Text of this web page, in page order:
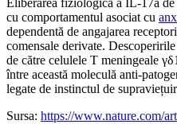
cu comportamentul asociat cu
dependentă de angajarea
comensale derivate.
de către celulele T meningeale
între această moleculă anti-
legate de instinctul de
Sursa: https://www.nature.com/